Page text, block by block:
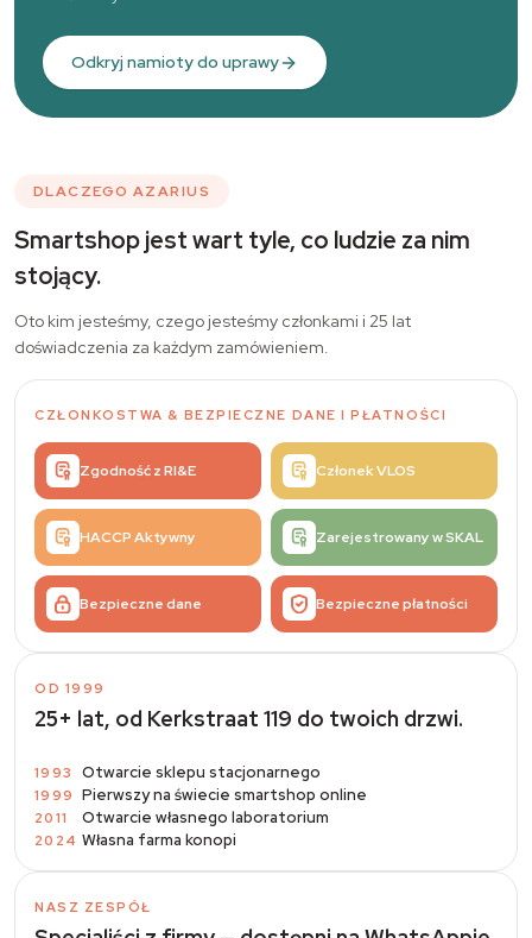
Odkryj namioty do uprawy
DLACZEGO AZARIUS
Smartshop jest wart tyle, co ludzie za nim
stojący.
Oto kim jesteśmy, czego jesteśmy członkami i 25 lat
doświadczenia za każdym zamówieniem.
CZŁONKOSTWA & BEZPIECZNE DANE I PŁATNOŚCI
Zgodność z RI&E Członek VLOS
HACCP Aktywny Zarejestrowany w SKAL
Bezpieczne dane Bezpieczne płatności
OD 1999
25+ lat, od Kerkstraat 119 do twoich drzwi.
1993 Otwarcie sklepu stacjonarnego
1999 Pierwszy na świecie smartshop online
2011 Otwarcie własnego laboratorium
2024 Własna farma konopi
NASZ ZESPÓŁ